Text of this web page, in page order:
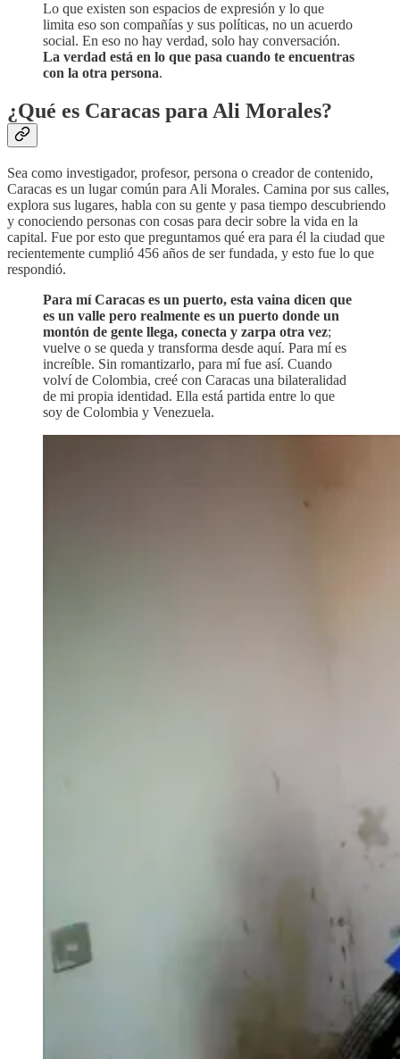
Lo que existen son espacios de expresión y lo que
limita eso son compañías y sus políticas, no un acuerdo
social. En eso no hay verdad, solo hay conversación.
La verdad está en lo que pasa cuando te encuentras
con la otra persona.
¿Qué es Caracas para Ali Morales?
Sea como investigador, profesor, persona o creador de contenido,
Caracas es un lugar común para Ali Morales. Camina por sus calles,
explora sus lugares, habla con su gente y pasa tiempo descubriendo
y conociendo personas con cosas para decir sobre la vida en la
capital. Fue por esto que preguntamos qué era para él la ciudad que
recientemente cumplió 456 años de ser fundada, y esto fue lo que
respondió.
Para mí Caracas es un puerto, esta vaina dicen que
es un valle pero realmente es un puerto donde un
montón de gente llega, conecta y zarpa otra vez;
vuelve o se queda y transforma desde aquí. Para mí es
increíble. Sin romantizarlo, para mí fue así. Cuando
volví de Colombia, creé con Caracas una bilateralidad
de mi propia identidad. Ella está partida entre lo que
soy de Colombia y Venezuela.